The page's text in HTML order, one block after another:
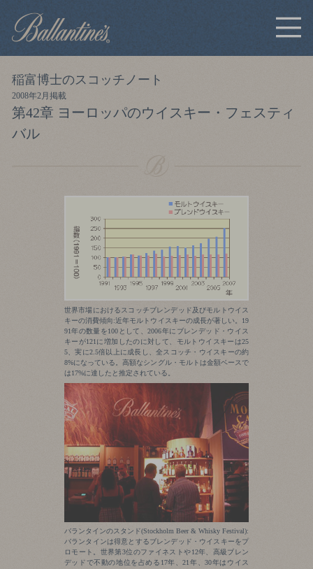
稲富博士のスコッチノート
2008年2月掲載
第42章 ヨーロッパのウイスキー・フェスティ
バル
世界市場におけるスコッチブレンデッド及びモルトウイス
キーの消費傾向:近年モルトウイスキーの成長が著しい。19
91年の数量を100として、2006年にブレンデッド・ウイス
キーが121に増加したのに対して、モルトウイスキーは25
5、実に2.5倍以上に成長し、全スコッチ・ウイスキーの約
8%になっている。高額なシングル・モルトは金額ベースで
は17%に達したと推定されている。
バランタインのスタンド(Stockholm Beer & Whisky Festival):
バランタインは得意とするブレンデッド・ウイスキーをプ
ロモート。世界第3位のファイネストや12年、高級ブレン
デッドで不動の地位を占める17年、21年、30年はウイス